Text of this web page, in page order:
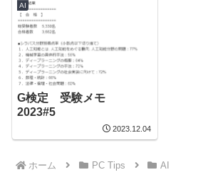
AI
G検定 受験メモ
2023#5
2023.12.04
ホーム PC Tips AI